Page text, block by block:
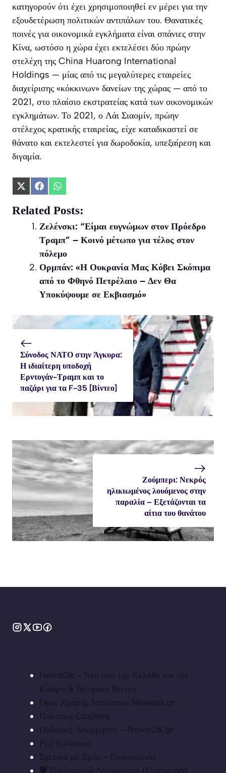
κατηγορούν ότι έχει χρησιμοποιηθεί εν μέρει για την
εξουδετέρωση πολιτικών αντιπάλων του. Θανατικές
ποινές για οικονομικά εγκλήματα είναι σπάνιες στην
Κίνα, ωστόσο η χώρα έχει εκτελέσει δύο πρώην
στελέχη της China Huarong International
Holdings — μίας από τις μεγαλύτερες εταιρείες
διαχείρισης «κόκκινων» δανείων της χώρας — από το
2021, στο πλαίσιο εκστρατείας κατά των οικονομικών
εγκλημάτων. Το 2021, ο Λάι Σιαομίν, πρώην
στέλεχος κρατικής εταιρείας, είχε καταδικαστεί σε
θάνατο και εκτελεστεί για δωροδοκία, υπεξαίρεση και
διγαμία.
Share
X
(Twitter)
Share
Facebook
Share
WhatsApp
Related Posts:
Ζελένσκι: “Είμαι ευγνώμων στον Πρόεδρο
Τραμπ” – Κοινό μέτωπο για τέλος στον
πόλεμο
Ορμπάν: «Η Ουκρανία Μας Κόβει Σκόπιμα
από το Φθηνό Πετρέλαιο – Δεν Θα
Υποκύψουμε σε Εκβιασμό»
Σύνοδος ΝΑΤΟ στην Άγκυρα:
Η ιδιαίτερη υποδοχή
Ερντογάν-Τραμπ και το
παζάρι για τα F-35 [Βίντεο]
Ζούμπερι: Νεκρός
ηλικιωμένος λουόμενος στην
παραλία – Εξετάζονται τα
αίτια του θανάτου
NewsOk - Νέα από την Ελλάδα και τον
Κόσμο & Ιστορικά Βίντεο
Όροι Χρήσης Ιστότοπου Newsok.gr
Πολιτική Cookies
Πολιτική Απορρήτου – NewsOK.gr
Ροή Ειδήσεων
Σχετικά με Εμάς - Επικοινωνία
🛡️ Πνευματικά Δικαιώματα (Copyright